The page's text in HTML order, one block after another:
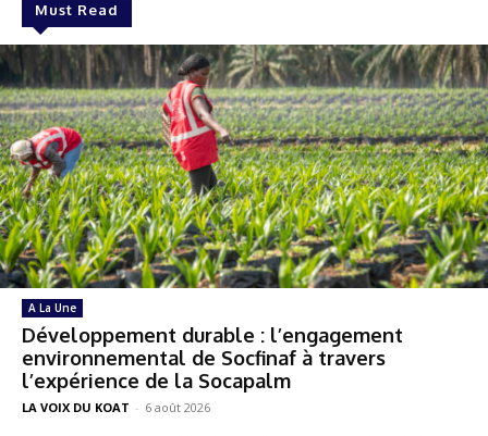
Must Read
A La Une
Développement durable : l’engagement
environnemental de Socfinaf à travers
l’expérience de la Socapalm
LA VOIX DU KOAT - 6 août 2026